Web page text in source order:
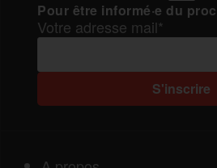
Pour être informé·e du
Votre adresse mail*